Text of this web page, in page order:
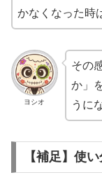
かなくなった時
ヨシオ
その
か」
うに
【補足】使